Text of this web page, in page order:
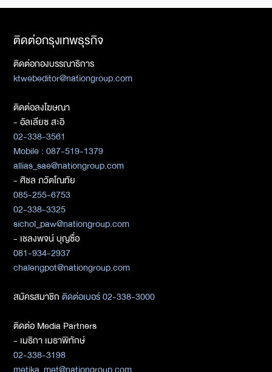
ติดต่อกรุงเทพธุรกิจ
ติดต่อกองบรรณาธิการ
ktwebeditor@nationgroup.com
ติดต่อลงโฆษณา
- อัลเลียซ สะอิ
02-338-3561
Mobile : 087-519-1379
allias_sae@nationgroup.com
- ศิชล ภวัตโณทัย
085-255-6753
02-338-3325
sichol_paw@nationgroup.com
- เชลงพจน์ บุญซื่อ
081-934-2937
chalengpot@nationgroup.com
สมัครสมาชิกติดต่อเบอร์ 02-338-3000
ติดต่อ Media Partners
- เมธิกา เมธาพิทักษ์
02-338-3198